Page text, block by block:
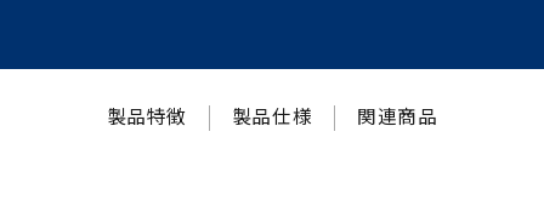
製品特徴 製品仕様 関連商品